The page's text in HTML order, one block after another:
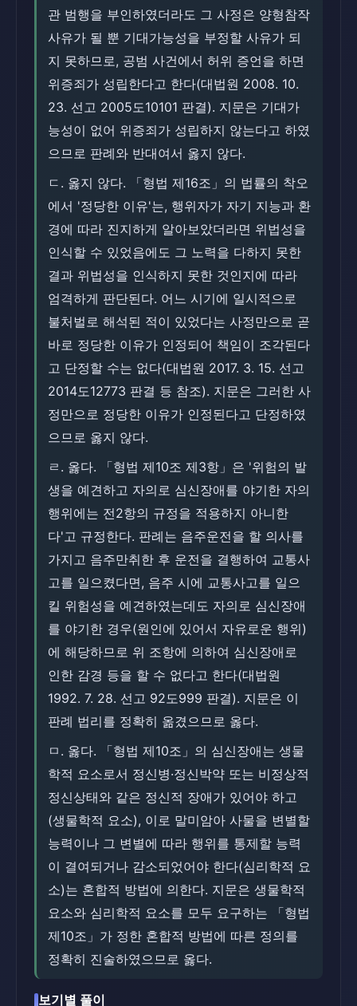
관 범행을 부인하였더라도 그 사정은 양형참작
사유가 될 뿐 기대가능성을 부정할 사유가 되
지 못하므로, 공범 사건에서 허위 증언을 하면
위증죄가 성립한다고 한다(대법원 2008. 10.
23. 선고 2005도10101 판결). 지문은 기대가
능성이 없어 위증죄가 성립하지 않는다고 하였
으므로 판례와 반대여서 옳지 않다.
ㄷ. 옳지 않다. 「형법 제16조」의 법률의 착오
에서 '정당한 이유'는, 행위자가 자기 지능과 환
경에 따라 진지하게 알아보았더라면 위법성을
인식할 수 있었음에도 그 노력을 다하지 못한
결과 위법성을 인식하지 못한 것인지에 따라
엄격하게 판단된다. 어느 시기에 일시적으로
불처벌로 해석된 적이 있었다는 사정만으로 곧
바로 정당한 이유가 인정되어 책임이 조각된다
고 단정할 수는 없다(대법원 2017. 3. 15. 선고
2014도12773 판결 등 참조). 지문은 그러한 사
정만으로 정당한 이유가 인정된다고 단정하였
으므로 옳지 않다.
ㄹ. 옳다. 「형법 제10조 제3항」은 '위험의 발
생을 예견하고 자의로 심신장애를 야기한 자의
행위에는 전2항의 규정을 적용하지 아니한
다'고 규정한다. 판례는 음주운전을 할 의사를
가지고 음주만취한 후 운전을 결행하여 교통사
고를 일으켰다면, 음주 시에 교통사고를 일으
킬 위험성을 예견하였는데도 자의로 심신장애
를 야기한 경우(원인에 있어서 자유로운 행위)
에 해당하므로 위 조항에 의하여 심신장애로
인한 감경 등을 할 수 없다고 한다(대법원
1992. 7. 28. 선고 92도999 판결). 지문은 이
판례 법리를 정확히 옮겼으므로 옳다.
ㅁ. 옳다. 「형법 제10조」의 심신장애는 생물
학적 요소로서 정신병·정신박약 또는 비정상적
정신상태와 같은 정신적 장애가 있어야 하고
(생물학적 요소), 이로 말미암아 사물을 변별할
능력이나 그 변별에 따라 행위를 통제할 능력
이 결여되거나 감소되었어야 한다(심리학적 요
소)는 혼합적 방법에 의한다. 지문은 생물학적
요소와 심리학적 요소를 모두 요구하는 「형법
제10조」가 정한 혼합적 방법에 따른 정의를
정확히 진술하였으므로 옳다.
보기별 풀이